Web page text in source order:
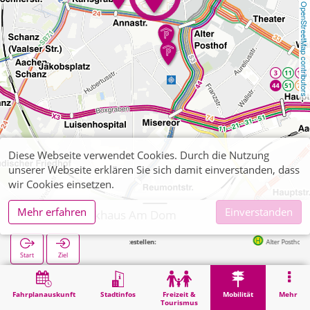
OpenStreetMap contributors
Fahrplanauskunft Stadtinfos
Freizeit &
Tourismus
Mobilität Mehr
Aachen, Parkhaus Am Dom
Start Ziel
Nächste Haltestellen: Alter Posthof in 191m
Mobilität Parkhäuser (sonstige) Aachen, Parkhaus Am Dom
Diese Webseite verwendet Cookies. Durch die Nutzung
unserer Webseite erklären Sie sich damit einverstanden, dass
wir Cookies einsetzen.
Mehr erfahren
Einverstanden